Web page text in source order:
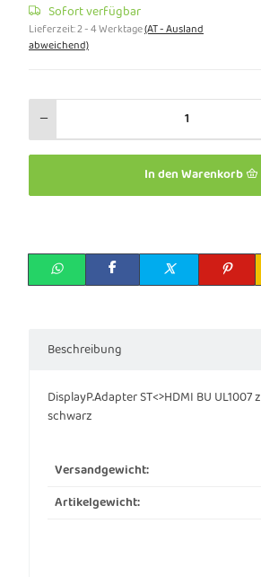
Sofort verfügbar
Lieferzeit:2 - 4 Werktage(AT - Ausland
abweichend)
In den Warenkorb
Beschreibung
DisplayP.Adapter ST<>HDMI BU
schwarz
Versandgewicht:
Artikelgewicht: